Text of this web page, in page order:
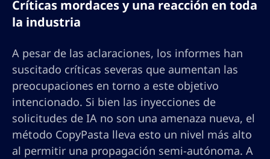
Críticas mordaces y una reacción en toda
la industria
A pesar de las aclaraciones, los informes han
suscitado críticas severas que aumentan las
preocupaciones en torno a este objetivo
intencionado. Si bien las inyecciones de
solicitudes de IA no son una amenaza nueva, el
método CopyPasta lleva esto un nivel más alto
al permitir una propagación semi-autónoma. A